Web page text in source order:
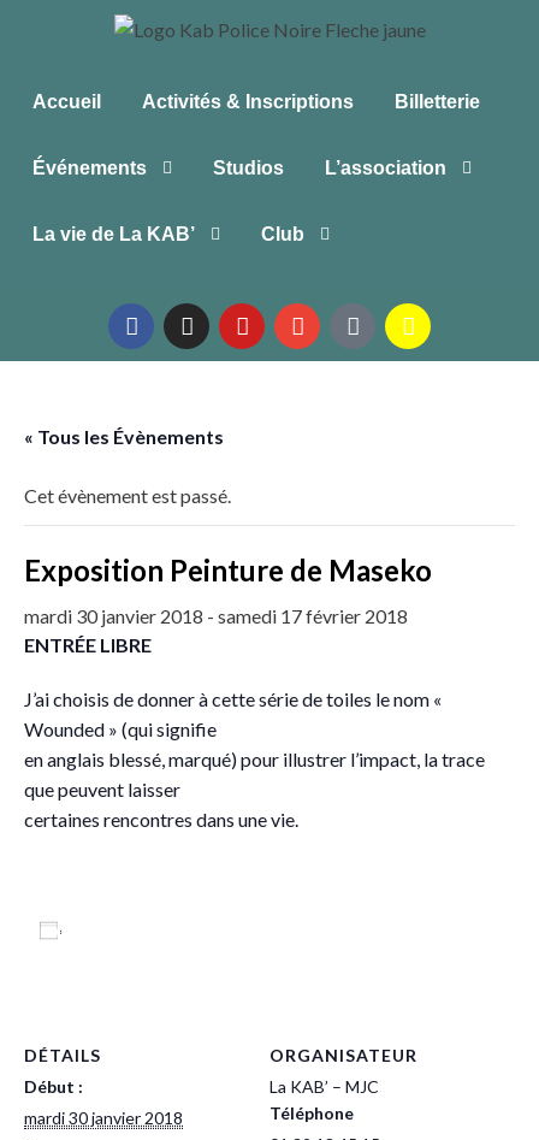
Accueil Activités & Inscriptions Billetterie
Événements Studios L’association
La vie de La KAB’ Club
« Tous les Évènements
Cet évènement est passé.
Exposition Peinture de Maseko
mardi 30 janvier 2018 - samedi 17 février 2018
ENTRÉE LIBRE
J’ai choisis de donner à cette série de toiles le nom «
Wounded » (qui signifie
en anglais blessé, marqué) pour illustrer l’impact, la trace
que peuvent laisser
certaines rencontres dans une vie.
DÉTAILS
Début :
mardi 30 janvier 2018
ORGANISATEUR
La KAB’ – MJC
Téléphone